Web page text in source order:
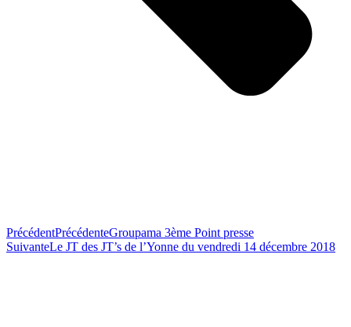
PrécédentPrécédenteGroupama 3ème Point presse
SuivanteLe JT des JT’s de l’Yonne du vendredi 14 décembre 2018